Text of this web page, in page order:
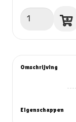
Engel
Omschrijving
Eigenschappen